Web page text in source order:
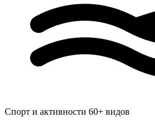
Спорт и активности 60+ видов